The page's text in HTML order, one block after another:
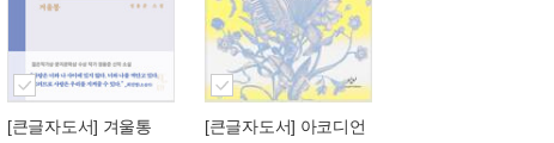
[큰글자도서] 겨울통 [큰글자도서] 아코디언